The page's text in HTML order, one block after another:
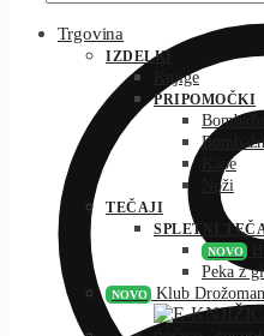
Trgovina
IZDELKI
Knjige
PRIPOMOČKI
Kape
Noži
TEČAJI
SPLETNI
NOVO
Peka z
NOVO Klub